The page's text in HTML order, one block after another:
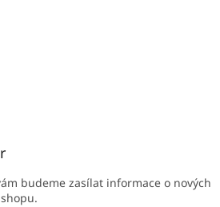
budeme zasílat informace o nových